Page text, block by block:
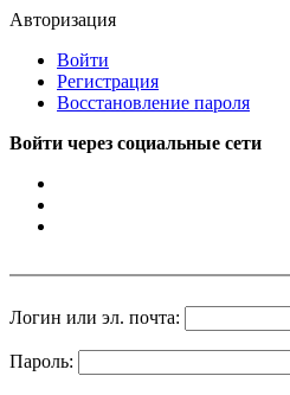
Авторизация
Войти
Регистрация
Восстановление пароля
Войти через социальные сети
Логин или эл. почта:
Пароль: